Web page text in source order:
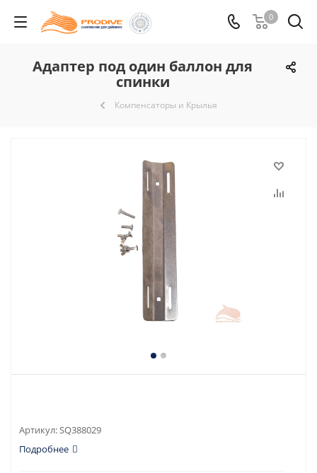
0
Адаптер под один баллон для
спинки
Компенсаторы и Крылья
Артикул:SQ388029
Подробнее